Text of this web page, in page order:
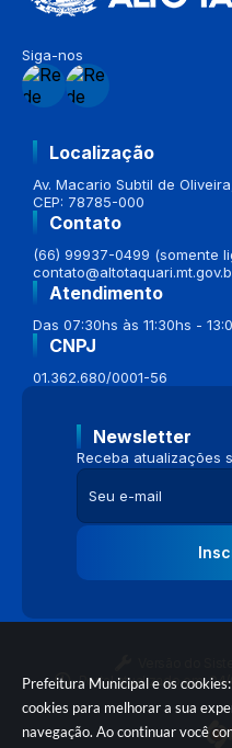
Prefeitura Municipal e os
cookies para melhorar a sua
navegação. Ao continuar você
Siga-nos
Localização
Av. Macario Subtil de
CEP: 78785-000
Contato
(66) 99937-0499 (somente
Atendimento
Das 07:30hs às 11:30hs -
CNPJ
01.362.680/0001-56
Newsletter
Receba atualizações
Portal atualizado em:04/